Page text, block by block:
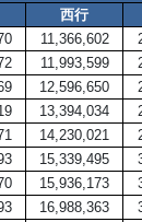
西行
11,366,602
11,993,599
12,596,650
13,394,034
14,230,021
15,339,495
15,936,173
16,988,363